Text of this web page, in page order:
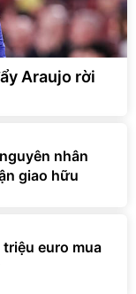
Araujo rời
nhân
giao hữu
euro mua